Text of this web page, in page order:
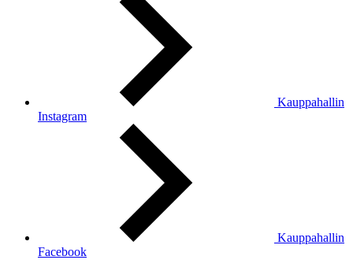
Kauppahallin
Instagram
Kauppahallin
Facebook